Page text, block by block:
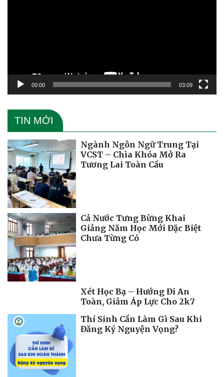
00:00 03:09
TIN MỚI
Ngành Ngôn Ngữ Trung Tại
VCST – Chìa Khóa Mở Ra
Tương Lai Toàn Cầu
Cả Nước Tưng Bừng Khai
Giảng Năm Học Mới Đặc Biệt
Chưa Từng Có
Xét Học Bạ – Hướng Đi An
Toàn, Giảm Áp Lực Cho 2k7
Thí Sinh Cần Làm Gì Sau Khi
Đăng Ký Nguyện Vọng?